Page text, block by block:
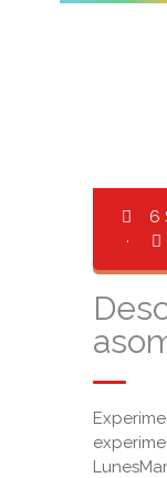
6
·